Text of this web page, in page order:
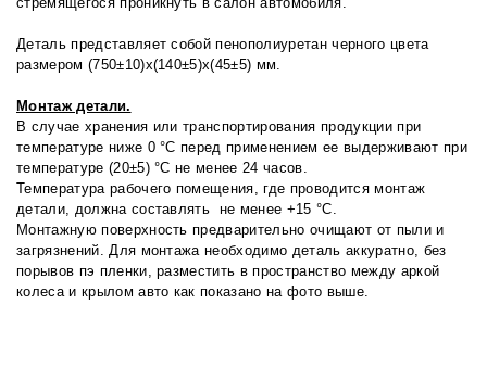
Деталь представляет собой пенополиуретан черного цвета
размером (750±10)х(140±5)х(45±5) мм.
Монтаж детали.
В случае хранения или транспортирования продукции при
температуре ниже 0 °С перед применением ее выдерживают при
температуре (20±5) °С не менее 24 часов.
Температура рабочего помещения, где проводится монтаж
детали, должна составлять не менее +15 °С.
Монтажную поверхность предварительно очищают от пыли и
загрязнений. Для монтажа необходимо деталь аккуратно, без
порывов пэ пленки, разместить в пространство между аркой
колеса и крылом авто как показано на фото выше.